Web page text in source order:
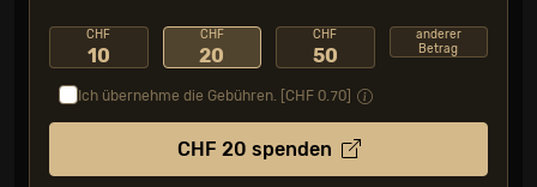
CHF
10
CHF
20
CHF
50
anderer
Betrag
Ich übernehme die Gebühren. [CHF 0.70
CHF 20 spenden